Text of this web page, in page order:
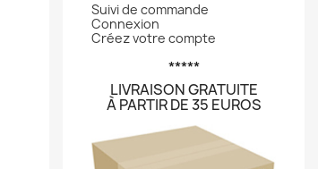
Suivi de commande
Connexion
Créez votre compte
*****
LIVRAISON GRATUITE
À PARTIR DE 35 EUROS